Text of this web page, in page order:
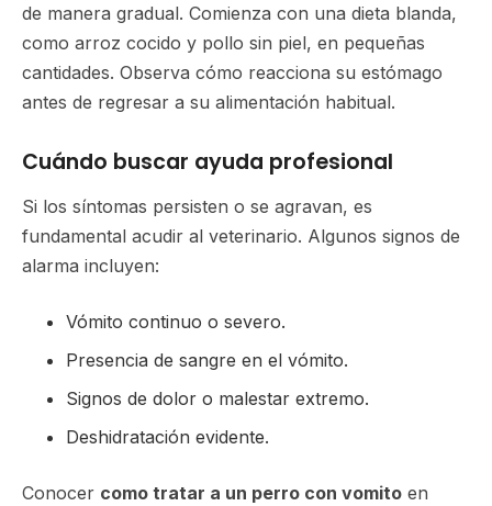
de manera gradual. Comienza con una dieta blanda,
como arroz cocido y pollo sin piel, en pequeñas
cantidades. Observa cómo reacciona su estómago
antes de regresar a su alimentación habitual.
Cuándo buscar ayuda profesional
Si los síntomas persisten o se agravan, es
fundamental acudir al veterinario. Algunos signos de
alarma incluyen:
Vómito continuo o severo.
Presencia de sangre en el vómito.
Signos de dolor o malestar extremo.
Deshidratación evidente.
Conocer como tratar a un perro con vomito en